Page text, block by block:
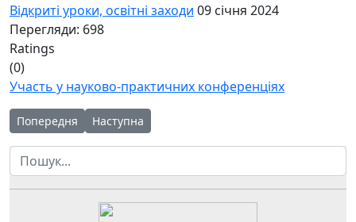
Відкриті уроки, освітні заходи 09 січня 2024
Перегляди: 698
Ratings
(0)
Участь у науково-практичних конференціях
Попередня стаття: Триває ініціатива "Ліцей у русі"
Попередня Наступна стаття: Наголос – душа народу! (із
Наступна
Пошук